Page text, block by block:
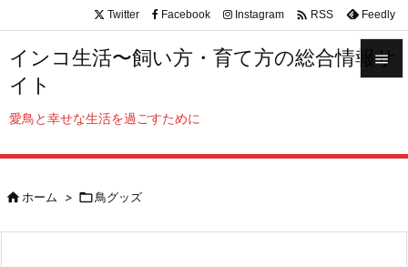
インコ生活〜飼い方・育て方の総合情報サ
イト
愛鳥と幸せな生活を過ごすために

サイド

Twitter Facebook Instagram  RSS Feedly
ホーム > 鳥グッズ